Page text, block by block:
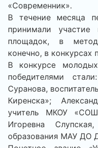
«Современник».
В течение месяца
принимали участие
площадок, в
конечно, в конкурсах
В конкурсе
победителями
Суранова,
Киренска»;
учитель МКОУ
Игоревна
образования МАУ ДО